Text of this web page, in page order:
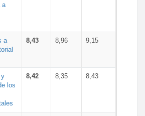
a
a
8,43 8,96 9,15
y
los
8,42 8,35 8,43